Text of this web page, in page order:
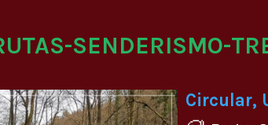
SENDERISMO-
Circular,